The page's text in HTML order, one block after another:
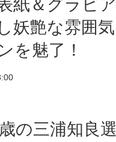
紙＆グラビア
妖艶な雰囲気
を魅了！
の三浦知良選